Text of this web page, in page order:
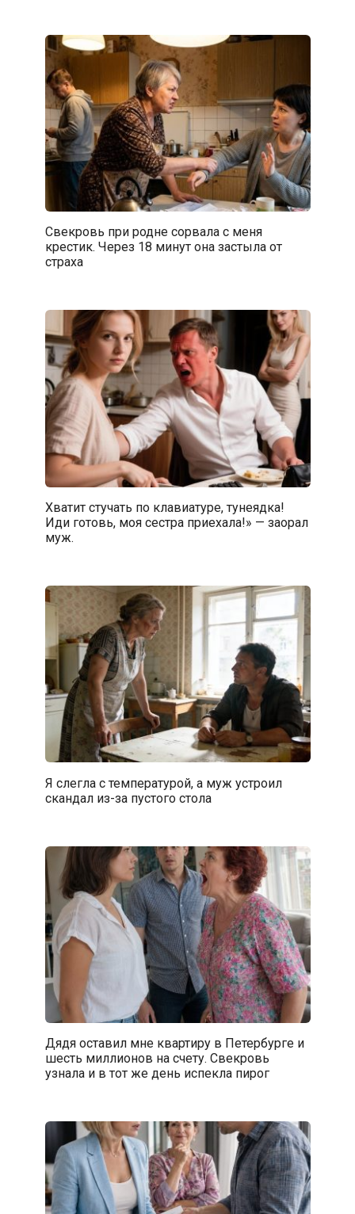
Свекровь при родне сорвала с меня
крестик. Через 18 минут она застыла от
страха
Хватит стучать по клавиатуре, тунеядка!
Иди готовь, моя сестра приехала!» — заорал
муж.
Я слегла с температурой, а муж устроил
скандал из-за пустого стола
Дядя оставил мне квартиру в Петербурге и
шесть миллионов на счету. Свекровь
узнала и в тот же день испекла пирог